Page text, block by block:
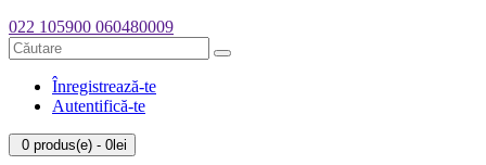
022 105900 060480009
Înregistrează-te
Autentifică-te
0 produs(e) - 0lei